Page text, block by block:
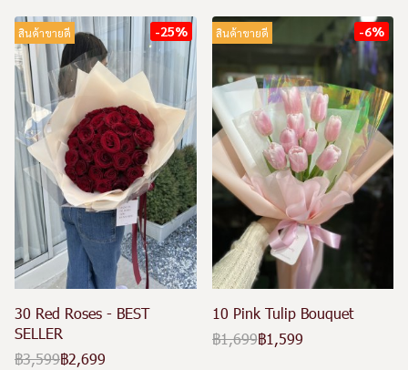
สินค้าขายดี -25%
30 Red Roses - BEST
SELLER
฿3,599฿2,699
สินค้าขายดี -6%
10 Pink Tulip Bouquet
฿1,699฿1,599